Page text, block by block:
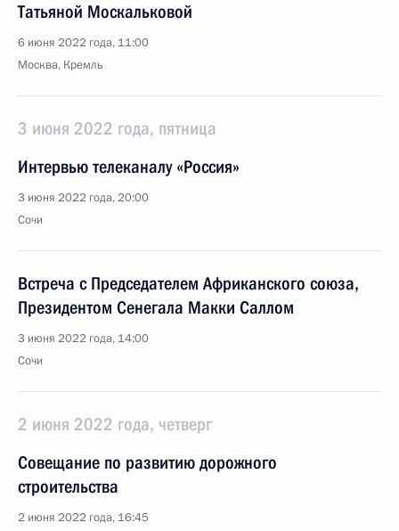
Татьяной Москальковой
6 июня 2022 года, 11:00
Москва, Кремль
3 июня 2022 года, пятница
Интервью телеканалу «Россия»
3 июня 2022 года, 20:00
Сочи
Встреча с Председателем Африканского союза,
Президентом Сенегала Макки Саллом
3 июня 2022 года, 14:00
Сочи
2 июня 2022 года, четверг
Совещание по развитию дорожного
строительства
2 июня 2022 года, 16:45